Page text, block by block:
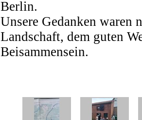
Berlin.
Unsere Gedanken waren
Landschaft, dem guten
Beisammensein.